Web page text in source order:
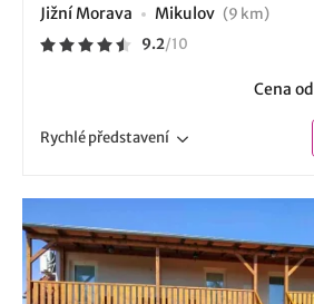
Jižní Morava Mikulov (9 km)
9.2/10
Cena od
Rychlépředstavení